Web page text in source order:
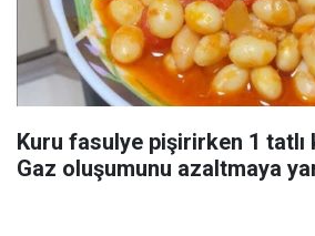
Kuru fasulye pişirirken 1 tatlı
Gaz oluşumunu azaltmaya